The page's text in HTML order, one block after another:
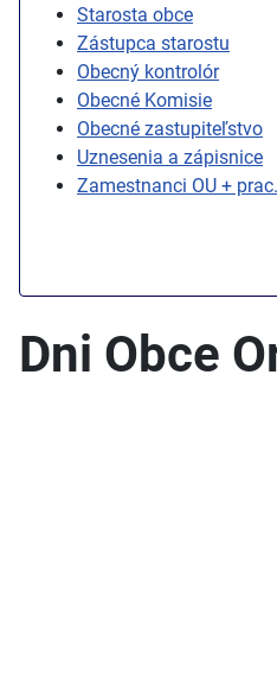
Starosta obce
Zástupca starostu
Obecný kontrolór
Obecné Komisie
Obecné zastupiteľstvo
Uznesenia a zápisnice
Zamestnanci OU +
Dni Obce